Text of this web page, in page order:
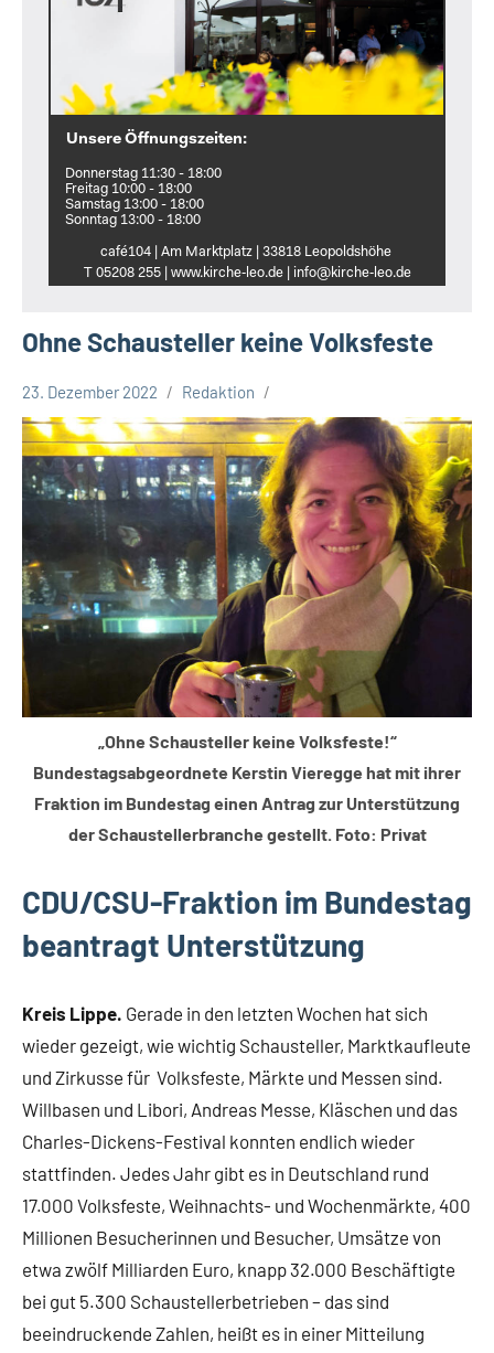
Unsere Öffnungszeiten:
Donnerstag 11:30 - 18:00
Freitag 10:00 - 18:00
Samstag 13:00 - 18:00
Sonntag 13:00 - 18:00
café104 | Am Marktplatz | 33818 Leopoldshöhe
T 05208 255 | www.kirche‑leo.de | info@kirche‑leo.de
Ohne Schausteller keine Volksfeste
Kreis
Lippe
Lippische
Wirtschaft
23. Dezember 2022 Redaktion
„Ohne Schausteller keine Volksfeste!“
Bundestagsabgeordnete Kerstin Vieregge hat mit ihrer
Fraktion im Bundestag einen Antrag zur Unterstützung
der Schaustellerbranche gestellt. Foto: Privat
CDU/CSU-Fraktion im Bundestag
beantragt Unterstützung
Kreis Lippe. Gerade in den letzten Wochen hat sich
wieder gezeigt, wie wichtig Schausteller, Marktkaufleute
und Zirkusse für Volksfeste, Märkte und Messen sind.
Willbasen und Libori, Andreas Messe, Kläschen und das
Charles-Dickens-Festival konnten endlich wieder
stattfinden. Jedes Jahr gibt es in Deutschland rund
17.000 Volksfeste, Weihnachts- und Wochenmärkte, 400
Millionen Besucherinnen und Besucher, Umsätze von
etwa zwölf Milliarden Euro, knapp 32.000 Beschäftigte
bei gut 5.300 Schaustellerbetrieben – das sind
beeindruckende Zahlen, heißt es in einer Mitteilung